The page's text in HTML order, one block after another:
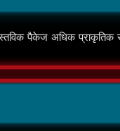
पैकेज अधिक